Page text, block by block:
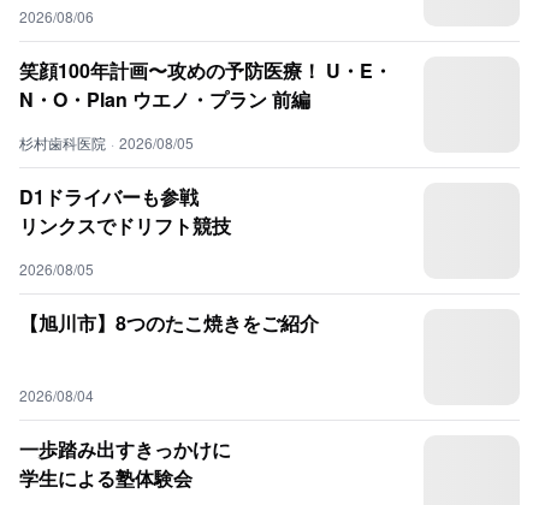
2026/08/06
笑顔100年計画〜攻めの予防医療！ U・E・
N・O・Plan ウエノ・プラン 前編
杉村歯科医院 · 2026/08/05
D1ドライバーも参戦
リンクスでドリフト競技
2026/08/05
【旭川市】8つのたこ焼きをご紹介
2026/08/04
一歩踏み出すきっかけに
学生による塾体験会